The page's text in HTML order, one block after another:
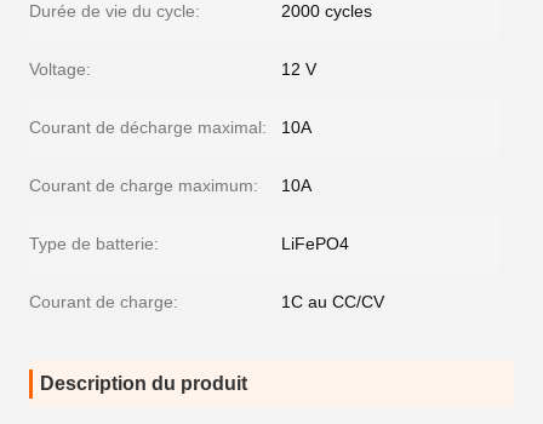
Durée de vie du cycle: 2000 cycles
Voltage: 12 V
Courant de décharge maximal: 10A
Courant de charge maximum: 10A
Type de batterie: LiFePO4
Courant de charge: 1C au CC/CV
Description du produit